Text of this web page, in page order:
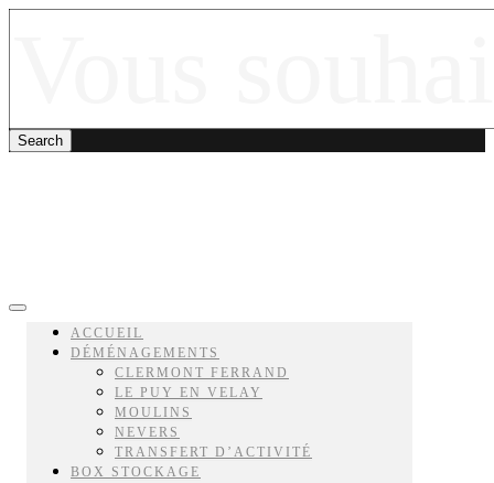
ACCUEIL
DÉMÉNAGEMENTS
CLERMONT FERRAND
LE PUY EN VELAY
MOULINS
NEVERS
TRANSFERT D’ACTIVITÉ
BOX STOCKAGE